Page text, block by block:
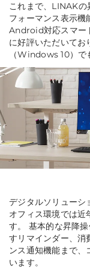
これまで、LINAK
フォーマンス表示
Android対応スマー
に好評いただいてお
（Windows 10）で
デジタルソリューシ
オフィス環境では近
す。 基本的な昇降
すリマインダー、消
ンス通知機能まで
います。